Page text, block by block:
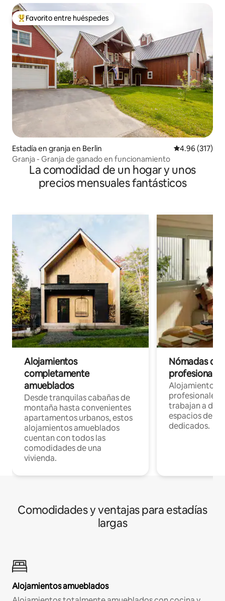
Favorito entre huéspedes preferido
Favorito entre huéspedes
Estadía en granja en Berlin Calificación
4.96 (317)
Granja - Granja de ganado en funcionamiento
La comodidad de un hogar y unos
precios mensuales fantásticos
Alojamientos
completamente
amueblados
Desde tranquilas cabañas de
montaña hasta convenientes
apartamentos urbanos, estos
alojamientos amueblados
cuentan con todos las
comodidades de una
vivienda.
Nómadas
Alojamientos
profesionales
trabajan a
espacios de
dedicados.
Comodidades y ventajas para estadías
largas
Alojamientos amueblados